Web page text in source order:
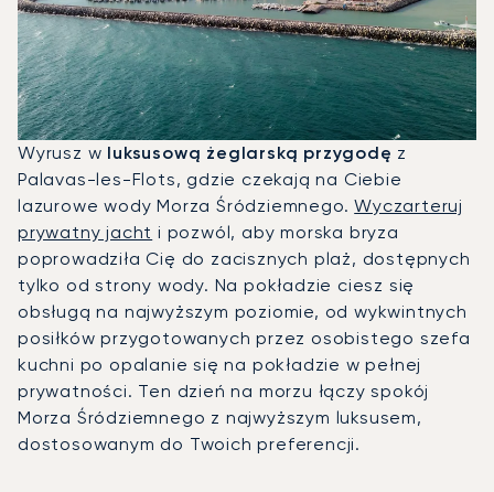
Wyrusz w luksusową żeglarską przygodę z
Palavas-les-Flots, gdzie czekają na Ciebie
lazurowe wody Morza Śródziemnego.Wyczarteruj
prywatny jacht i pozwól, aby morska bryza
poprowadziła Cię do zacisznych plaż, dostępnych
tylko od strony wody. Na pokładzie ciesz się
obsługą na najwyższym poziomie, od wykwintnych
posiłków przygotowanych przez osobistego szefa
kuchni po opalanie się na pokładzie w pełnej
prywatności. Ten dzień na morzu łączy spokój
Morza Śródziemnego z najwyższym luksusem,
dostosowanym do Twoich preferencji.